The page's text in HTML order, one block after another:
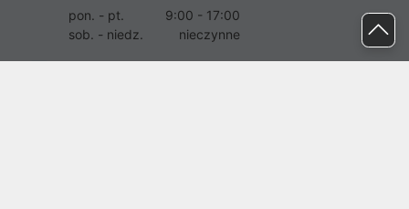
pon. - pt.
9:00 - 17:00
sob. - niedz.
nieczynne